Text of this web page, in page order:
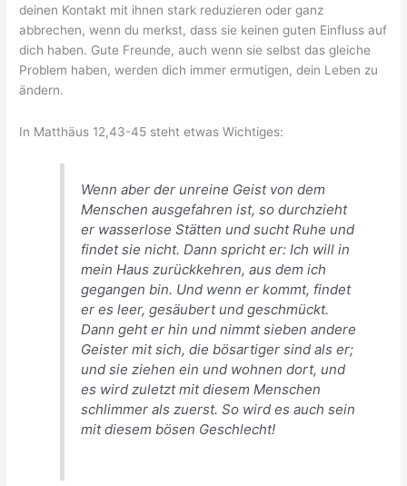
deinen Kontakt mit ihnen stark reduzieren oder ganz
abbrechen, wenn du merkst, dass sie keinen guten Einfluss auf
dich haben. Gute Freunde, auch wenn sie selbst das gleiche
Problem haben, werden dich immer ermutigen, dein Leben zu
ändern.
In Matthäus 12,43-45 steht etwas Wichtiges:
Wenn aber der unreine Geist von dem
Menschen ausgefahren ist, so durchzieht
er wasserlose Stätten und sucht Ruhe und
findet sie nicht. Dann spricht er: Ich will in
mein Haus zurückkehren, aus dem ich
gegangen bin. Und wenn er kommt, findet
er es leer, gesäubert und geschmückt.
Dann geht er hin und nimmt sieben andere
Geister mit sich, die bösartiger sind als er;
und sie ziehen ein und wohnen dort, und
es wird zuletzt mit diesem Menschen
schlimmer als zuerst. So wird es auch sein
mit diesem bösen Geschlecht!